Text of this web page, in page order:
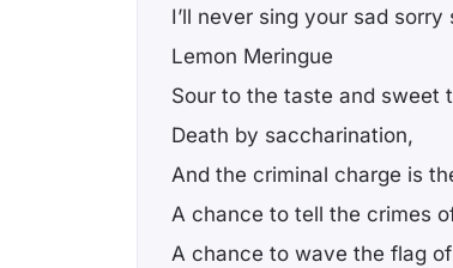
I’ll never sing your sad sorry
Lemon Meringue
Sour to the taste and sweet
Death by saccharination,
And the criminal charge is
A chance to tell the crimes
A chance to wave the flag